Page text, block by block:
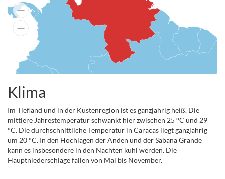
Klima
Im Tiefland und in der Küstenregion ist es ganzjährig heiß. Die
mittlere Jahrestemperatur schwankt hier zwischen 25 °C und 29
°C. Die durchschnittliche Temperatur in Caracas liegt ganzjährig
um 20 °C. In den Hochlagen der Anden und der Sabana Grande
kann es insbesondere in den Nächten kühl werden. Die
Hauptniederschläge fallen von Mai bis November.